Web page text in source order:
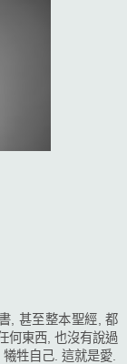
, 甚至整本聖經, 都
何東西, 也沒有說過
牲自己. 這就是愛.